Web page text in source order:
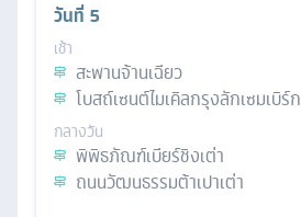
วันที่ 5
เช้า
สะพานจ้านเฉียว
โบสถ์เซนต์ไมเคิลกรุงลักเซมเบิร์ก
กลางวัน
พิพิธภัณฑ์เบียร์ชิงเต่า
ถนนวัฒนธรรมต้าเปาเต่า